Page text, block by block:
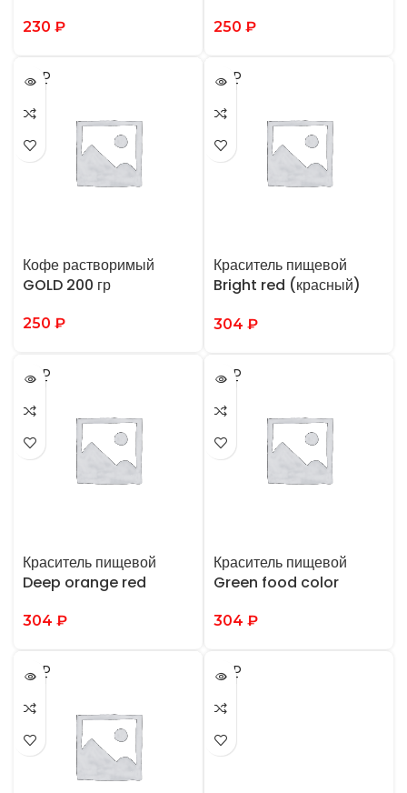
230 ₽ 250 ₽
SOLD
OUT
Кофе растворимый
GOLD 200 гр
250 ₽
SOLD
OUT
Краситель пищевой
Bright red (красный)
304 ₽
SOLD
OUT
Краситель пищевой
Deep orange red
304 ₽
SOLD
OUT
Краситель пищевой
Green food color
304 ₽
SOLD
OUT
SOLD
OUT